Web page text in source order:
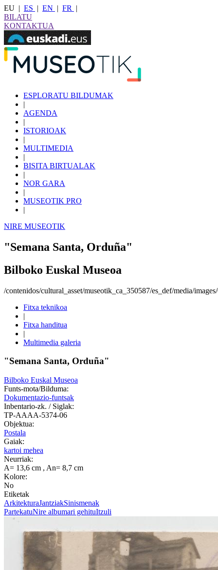
EU | ES | EN | FR
|
BILATU
KONTAKTUA
ESPLORATU BILDUMAK
|
AGENDA
|
ISTORIOAK
|
MULTIMEDIA
|
BISITA BIRTUALAK
|
NOR GARA
|
MUSEOTIK PRO
|
NIRE MUSEOTIK
"Semana Santa, Orduña"
Bilboko Euskal Museoa
/contenidos/cultural_asset/museotik_ca_350587/es_def/media/
Fitxa teknikoa
|
Fitxa handitua
|
Multimedia galeria
"Semana Santa, Orduña"
Bilboko Euskal Museoa
Funts-mota/Bilduma:
Dokumentazio-funtsak
Inbentario-zk. / Siglak:
TP-AAAA-5374-06
Objektua:
Postala
Gaiak:
kartoi mehea
Neurriak:
A= 13,6 cm , An= 8,7 cm
Kolore:
No
Etiketak
ArkitekturaJantziakSinismenak
PartekatuNire albumari gehituItzuli